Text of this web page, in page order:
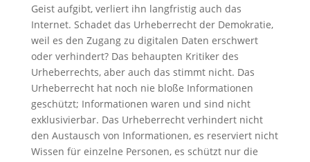
Geist aufgibt, verliert ihn langfristig auch das
Internet. Schadet das Urheberrecht der Demokratie,
weil es den Zugang zu digitalen Daten erschwert
oder verhindert? Das behaupten Kritiker des
Urheberrechts, aber auch das stimmt nicht. Das
Urheberrecht hat noch nie bloße Informationen
geschützt; Informationen waren und sind nicht
exklusivierbar. Das Urheberrecht verhindert nicht
den Austausch von Informationen, es reserviert nicht
Wissen für einzelne Personen, es schützt nur die